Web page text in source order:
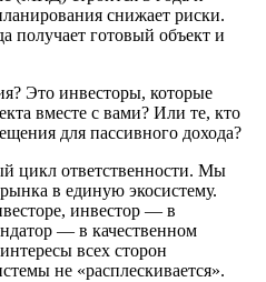
снижает риски.
получает готовый объект и
Это инвесторы, которые
вместе с вами? Или те, кто
для пассивного дохода?
цикл ответственности. Мы
в единую экосистему.
инвестор — в
— в качественном
всех сторон
не «расплескивается».